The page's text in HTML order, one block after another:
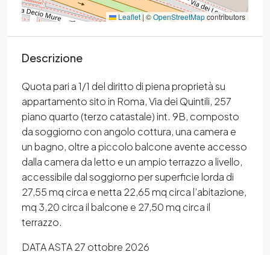
Leaflet | ©OpenStreetMapcontributors
Descrizione
Quota pari a 1/1 del diritto di piena proprietà su
appartamento sito in Roma, Via dei Quintili, 257
piano quarto (terzo catastale) int. 9B, composto
da soggiorno con angolo cottura, una camera e
un bagno, oltre a piccolo balcone avente accesso
dalla camera da letto e un ampio terrazzo a livello,
accessibile dal soggiorno per superficie lorda di
27,55 mq circa e netta 22,65 mq circa l’abitazione,
mq 3,20 circa il balcone e 27,50 mq circa il
terrazzo.
DATA ASTA 27 ottobre 2026